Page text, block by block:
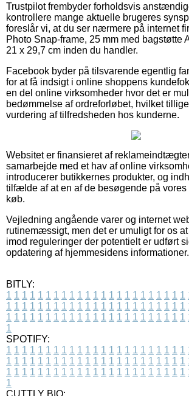
Trustpilot frembyder forholdsvis
kontrollere mange aktuelle brugeres
foreslår vi, at du ser nærmere på internet
Photo Snap-frame, 25 mm med bagstøtte
21 x 29,7 cm inden du handler.
Facebook byder på tilsvarende egentlig
for at få indsigt i online shoppens
en del online virksomheder hvor det er
bedømmelse af ordreforløbet, hvilket
vurdering af tilfredsheden hos kunderne.
Websitet er finansieret af
samarbejde med et hav af online
introducerer butikkernes produkter, og
tilfælde af at en af de besøgende på
køb.
Vejledning angående varer og internet
rutinemæssigt, men det er umuligt for os
imod reguleringer der potentielt er udført
opdatering af hjemmesidens informationer.
BITLY:
1 1 1 1 1 1 1 1 1 1 1 1 1 1 1 1 1 1 1 1 1 1 1
1 1 1 1 1 1 1 1 1 1 1 1 1 1 1 1 1 1 1 1 1 1 1
1 1 1 1 1 1 1 1 1 1 1 1 1 1 1 1 1 1 1 1 1 1 1
1
SPOTIFY:
1 1 1 1 1 1 1 1 1 1 1 1 1 1 1 1 1 1 1 1 1 1 1
1 1 1 1 1 1 1 1 1 1 1 1 1 1 1 1 1 1 1 1 1 1 1
1 1 1 1 1 1 1 1 1 1 1 1 1 1 1 1 1 1 1 1 1 1 1
1
CUTTLY BIO: